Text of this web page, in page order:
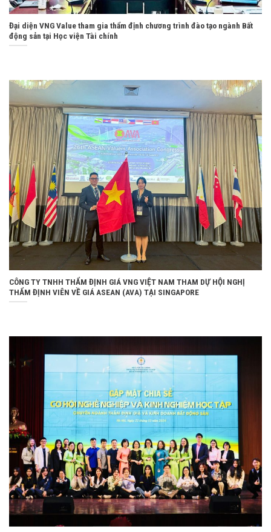
Đại diện VNG Value tham gia thẩm định chương trình đào tạo ngành Bất
động sản tại Học viện Tài chính
CÔNG TY TNHH THẨM ĐỊNH GIÁ VNG VIỆT NAM THAM DỰ HỘI NGHỊ
THẨM ĐỊNH VIÊN VỀ GIÁ ASEAN (AVA) TẠI SINGAPORE